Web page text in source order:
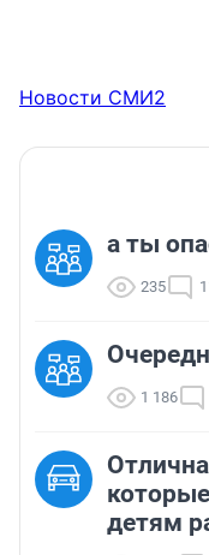
Новости СМИ2
а ты
235
1 186
детям